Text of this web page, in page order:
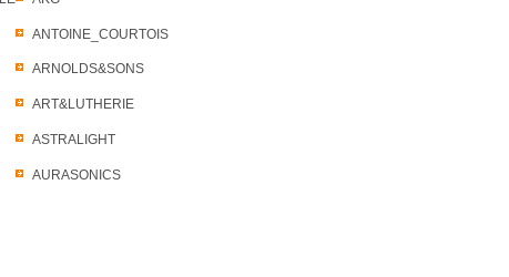
ANTOINE_COURTOIS
ARNOLDS&SONS
ART&LUTHERIE
ASTRALIGHT
AURASONICS